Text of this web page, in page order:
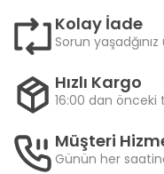
Kolay İade
Sorun
Hızlı Kargo
16:00 dan önceki
Müşteri
Günün her